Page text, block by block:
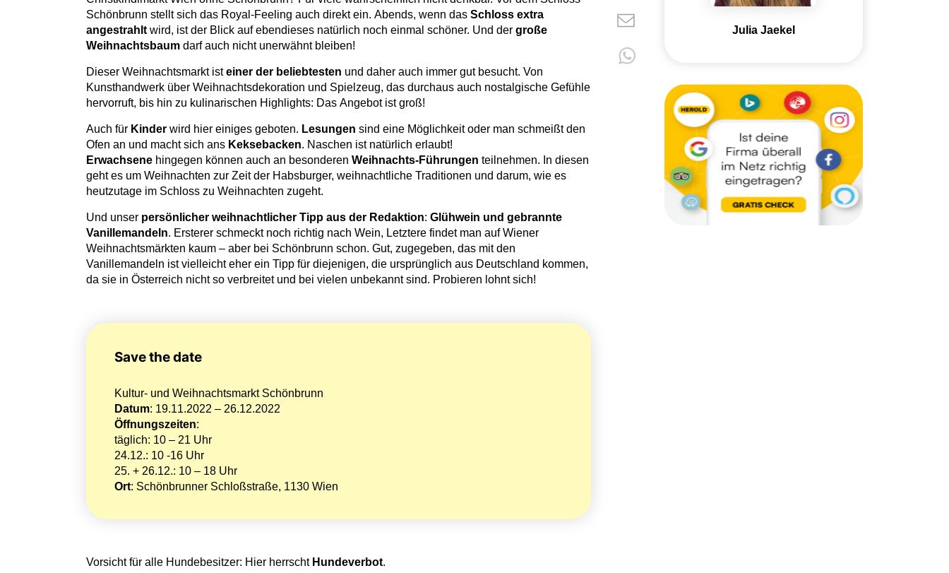
Schönbrunn stellt sich das Royal-Feeling auch direkt ein. Abends, wenn das Schloss extra
angestrahlt wird, ist der Blick auf ebendieses natürlich noch einmal schöner. Und der große
Weihnachtsbaum darf auch nicht unerwähnt bleiben!
Dieser Weihnachtsmarkt isteiner der beliebtesten und daher auch immer gut besucht. Von
Kunsthandwerk über Weihnachtsdekoration und Spielzeug, das durchaus auch nostalgische Gefühle
hervorruft, bis hin zu kulinarischen Highlights: Das Angebot ist groß!
Auch für Kinder wird hier einiges geboten. Lesungen sind eine Möglichkeit oder man schmeißt den
Ofen an und macht sich ans Keksebacken. Naschen ist natürlich erlaubt!
Erwachsene hingegen können auch an besonderen Weihnachts-Führungen teilnehmen. In diesen
geht es um Weihnachten zur Zeit der Habsburger, weihnachtliche Traditionen und darum, wie es
heutzutage im Schloss zu Weihnachten zugeht.
Und unser persönlicher weihnachtlicher Tipp aus der Redaktion: Glühwein und gebrannte
Vanillemandeln. Ersterer schmeckt noch richtig nach Wein, Letztere findet man auf Wiener
Weihnachtsmärkten kaum – aber bei Schönbrunn schon. Gut, zugegeben, das mit den
Vanillemandeln ist vielleicht eher ein Tipp für diejenigen, die ursprünglich aus Deutschland kommen,
da sie in Österreich nicht so verbreitet und bei vielen unbekannt sind. Probieren lohnt sich!
Save the date
Kultur- und Weihnachtsmarkt Schönbrunn
Datum: 19.11.2022 – 26.12.2022
Öffnungszeiten:
täglich: 10 – 21 Uhr
24.12.: 10 -16 Uhr
25. + 26.12.: 10 – 18 Uhr
Ort: Schönbrunner Schloßstraße, 1130 Wien
Vorsicht für alle Hundebesitzer: Hier herrscht Hundeverbot.
Julia Jaekel